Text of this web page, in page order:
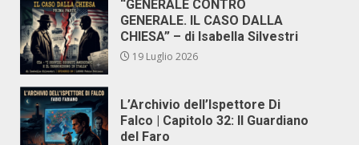
“GENERALE CONTRO
GENERALE. IL CASO DALLA
CHIESA” – di Isabella Silvestri
19 Luglio 2026
L’Archivio dell’Ispettore Di
Falco | Capitolo 32: Il Guardiano
del Faro